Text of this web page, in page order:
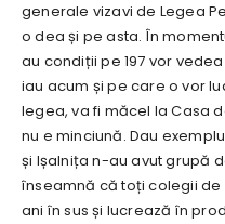
generale vizavi de Legea
o dea și pe asta. În
au condiții pe 197 vor
iau acum și pe care o vor
legea, va fi măcel la Casa
nu e minciună. Dau
și Ișalnița n-au avut grupă
înseamnă că toți colegii de
ani în sus și lucrează în